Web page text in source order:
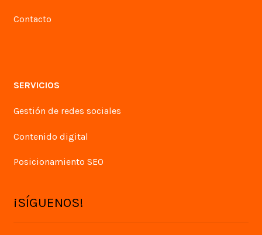
Contacto
SERVICIOS
Gestión de redes sociales
Contenido digital
Posicionamiento SEO
¡SÍGUENOS!